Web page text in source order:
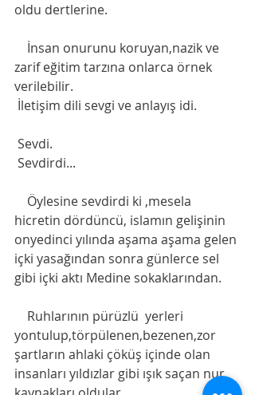
oldu dertlerine.
zarif eğitim tarzına onlarca örnek
verilebilir.
İletişim dili sevgi ve anlayış idi.
Sevdi.
Sevdirdi...
hicretin dördüncü, islamın gelişinin
onyedinci yılında aşama aşama gelen
içki yasağından sonra günlerce sel
gibi içki aktı Medine sokaklarından.
yontulup,törpülenen,bezenen,zor
şartların ahlaki çöküş içinde olan
insanları yıldızlar gibi ışık saçan nur